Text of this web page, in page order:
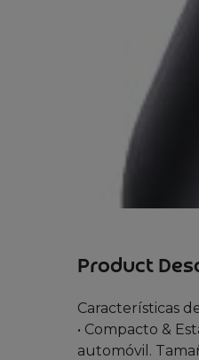
Product
Características
• Compacto &
automóvil.